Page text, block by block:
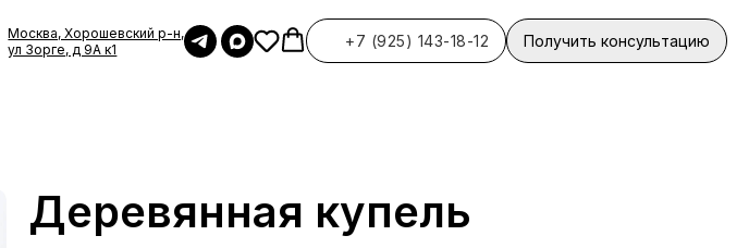
Москва, Хорошевский р-н,
ул Зорге, д 9А к1
+7 (925) 143-18-12 Получить консультацию
Деревянная купель